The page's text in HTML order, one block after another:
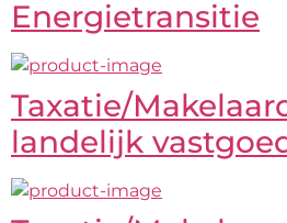
Energietransitie
Taxatie/
landelijk